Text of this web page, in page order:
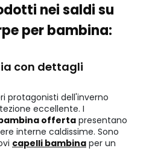
nei saldi su
per bambina:
con dettagli
protagonisti dell'inverno
eccellente. I
offerta presentano
interne caldissime. Sono
capelli bambina per un